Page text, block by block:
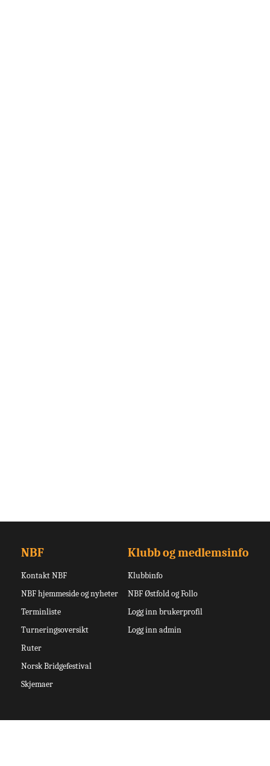
NBF
Kontakt NBF
NBF hjemmeside og nyheter
Terminliste
Turneringsoversikt
Ruter
Norsk Bridgefestival
Skjemaer
Klubb og medlemsinfo
Klubbinfo
NBF Østfold og Follo
Logg inn brukerprofil
Logg inn admin